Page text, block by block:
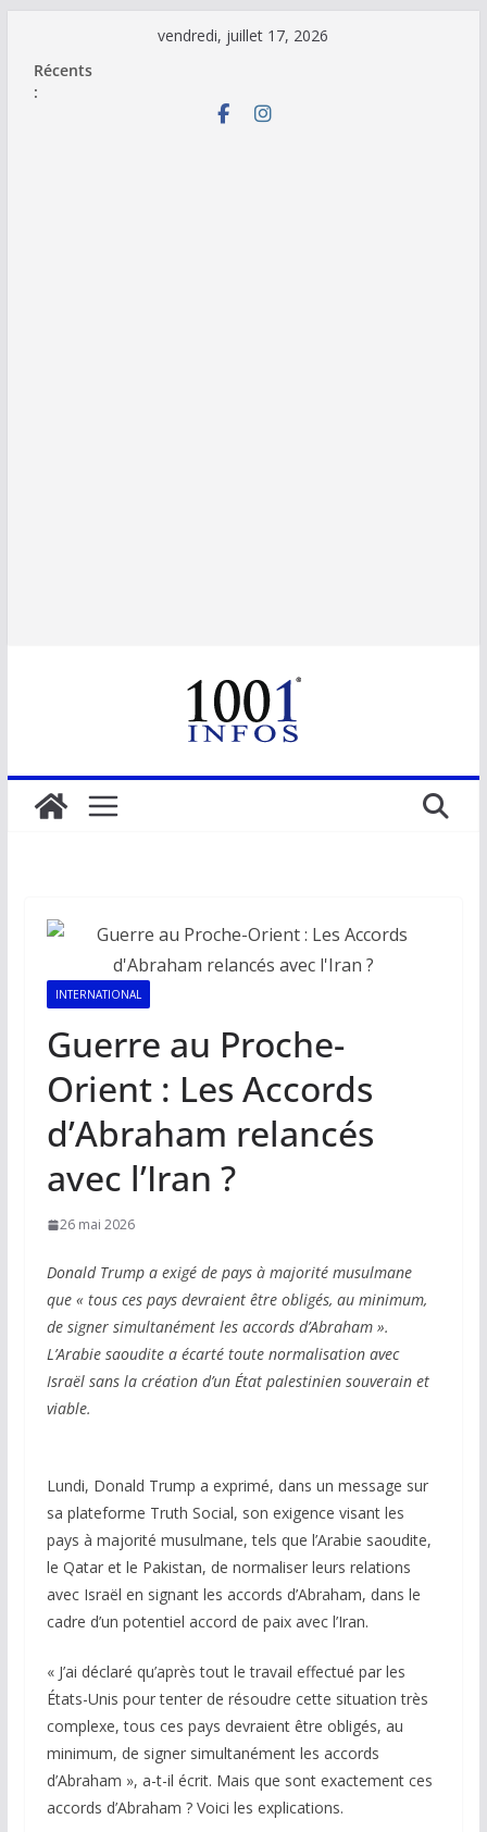
contenu
vendredi, juillet 17, 2026
Récents
:
INTERNATIONAL
Guerre au Proche-
Orient : Les Accords
d’Abraham relancés
avec l’Iran ?
26 mai 2026
Donald Trump a exigé de pays à majorité musulmane
que « tous ces pays devraient être obligés, au minimum,
de signer simultanément les accords d’Abraham ».
L’Arabie saoudite a écarté toute normalisation avec
Israël sans la création d’un État palestinien souverain et
viable.
Lundi, Donald Trump a exprimé, dans un message sur
sa plateforme Truth Social, son exigence visant les
pays à majorité musulmane, tels que l’Arabie saoudite,
le Qatar et le Pakistan, de normaliser leurs relations
avec Israël en signant les accords d’Abraham, dans le
cadre d’un potentiel accord de paix avec l’Iran.
« J’ai déclaré qu’après tout le travail effectué par les
États-Unis pour tenter de résoudre cette situation très
complexe, tous ces pays devraient être obligés, au
minimum, de signer simultanément les accords
d’Abraham », a-t-il écrit. Mais que sont exactement ces
accords d’Abraham ? Voici les explications.